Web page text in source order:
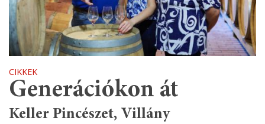
CIKKEK
Generációkon át
Keller Pincészet, Villány